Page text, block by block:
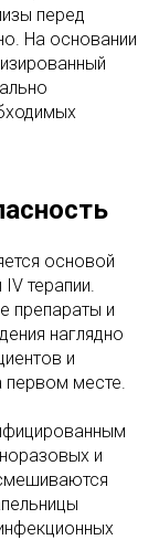
перед
На основании
основой
терапии.
препараты и
наглядно
и
первом месте.
и